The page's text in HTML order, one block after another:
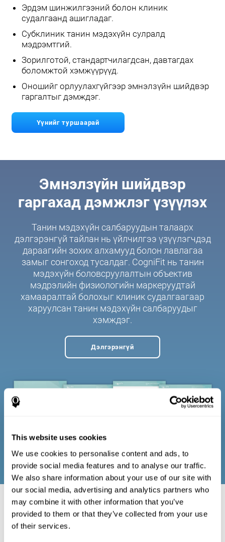
This website uses cookies
We use cookies to personalise content and ads, to
provide social media features and to analyse our traffic.
We also share information about your use of our site with
our social media, advertising and analytics partners who
may combine it with other information that you’ve
provided to them or that they’ve collected from your use
of their services.
Эрдэм шинжилгээний болон клиник
судалгаанд ашигладаг.
Субклиник танин мэдэхүйн сулралд
мэдрэмтгий.
Зорилготой, стандартчилагдсан, давтагдах
боломжтой хэмжүүрүүд.
Оношийг орлуулахгүйгээр эмнэлзүйн шийдвэр
гаргалтыг дэмждэг.
Үүнийг туршаарай
Эмнэлзүйн шийдвэр
гаргахад дэмжлэг үзүүлэх
Танин мэдэхүйн салбаруудын талаарх
дэлгэрэнгүй тайлан нь үйлчилгээ үзүүлэгчдэд
дараагийн зохих алхамууд болон лавлагаа
замыг сонгоход тусалдаг. CogniFit нь танин
мэдэхүйн боловсруулалтын объектив
мэдрэлийн физиологийн маркеруудтай
хамааралтай болохыг клиник судалгаагаар
харуулсан танин мэдэхүйн салбаруудыг
хэмждэг.
Дэлгэрэнгүй
Танин мэдэхүйн